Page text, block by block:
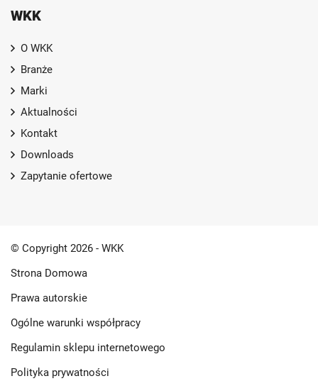
WKK
O WKK
Branże
Marki
Aktualności
Kontakt
Downloads
Zapytanie ofertowe
© Copyright 2026 - WKK
Strona Domowa
Prawa autorskie
Ogólne warunki współpracy
Regulamin sklepu internetowego
Polityka prywatności